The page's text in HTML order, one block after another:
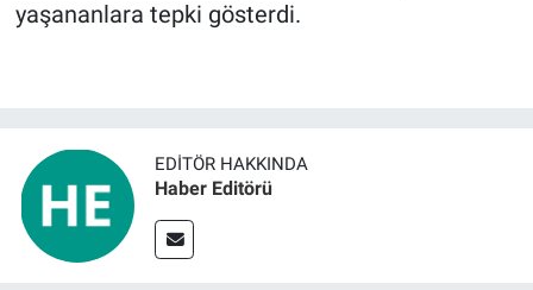
yaşananlara tepki gösterdi.
EDITÖR HAKKINDA
Haber Editörü